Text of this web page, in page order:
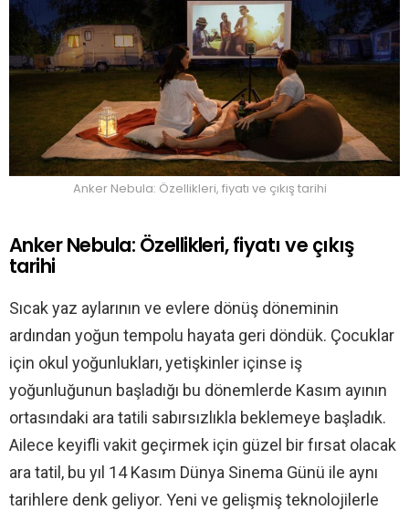
Anker Nebula: Özellikleri, fiyatı ve çıkış tarihi
Anker Nebula: Özellikleri, fiyatı ve çıkış
tarihi
Sıcak yaz aylarının ve evlere dönüş döneminin
ardından yoğun tempolu hayata geri döndük. Çocuklar
için okul yoğunlukları, yetişkinler içinse iş
yoğunluğunun başladığı bu dönemlerde Kasım ayının
ortasındaki ara tatili sabırsızlıkla beklemeye başladık.
Ailece keyifli vakit geçirmek için güzel bir fırsat olacak
ara tatil, bu yıl 14 Kasım Dünya Sinema Günü ile aynı
tarihlere denk geliyor. Yeni ve gelişmiş teknolojilerle